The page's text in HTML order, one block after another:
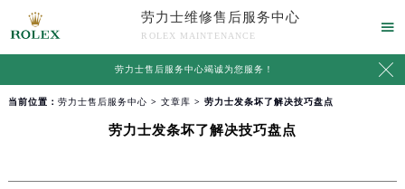
劳力士维修售后服务中心
ROLEX MAINTENANCE

劳力士售后服务中心竭诚为您服务！ 
当前位置： 劳力士售后服务中心 > 文章库 > 劳力士发条坏了解决技巧盘点
劳力士发条坏了解决技巧盘点